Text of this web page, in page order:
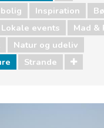
Inspiration
Lokale events
Mad &
Natur og udeliv
Strande